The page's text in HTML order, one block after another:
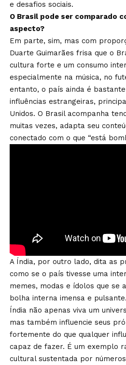
e desafios sociais.
O Brasil pode ser comparado
aspecto?
Em parte, sim, mas com
Duarte Guimarães frisa que o
cultura forte e um consumo
especialmente na música, no
entanto, o país ainda é
influências estrangeiras,
Unidos. O Brasil acompanha
muitas vezes, adapta seu
conectado com o que “está
A Índia, por outro lado, dita as
como se o país tivesse uma
memes, modas e ídolos que se
bolha interna imensa e
Índia não apenas viva um
mas também influencie seus
fortemente do que qualquer
capaz de fazer. É um exemplo
cultural sustentada por